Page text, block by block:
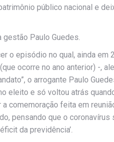
público nacional e
Paulo Guedes.
o episódio no qual, ainda
ocorre no ano anterior) -,
o arrogante Paulo
eleito e só voltou atrás
comemoração feita em
pensando que o
da previdência’.